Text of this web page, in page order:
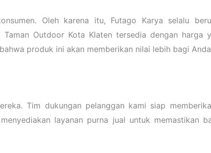
Oleh karena itu, Futago Karya selalu
Outdoor Kota Klaten tersedia dengan harga
produk ini akan memberikan nilai lebih bagi
Tim dukungan pelanggan kami siap
layanan purna jual untuk memastikan